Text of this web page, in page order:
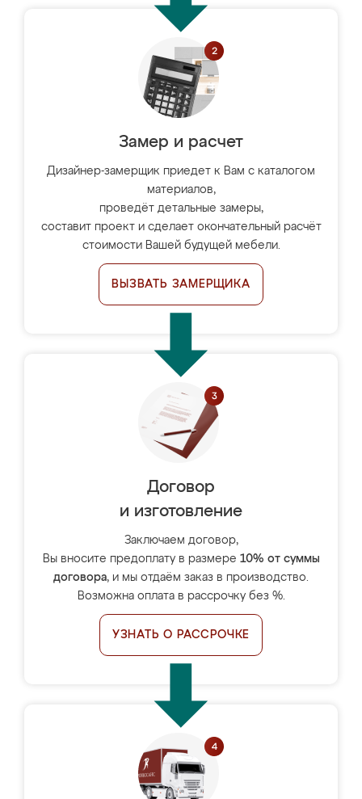
Замер и расчет
Дизайнер-замерщик приедет к Вам с каталогом
материалов,
проведёт детальные замеры,
составит проект и сделает окончательный расчёт
стоимости Вашей будущей мебели.
ВЫЗВАТЬ ЗАМЕРЩИКА
Договор
и изготовление
Заключаем договор,
Вы вносите предоплату в размере 10% от суммы
договора, и мы отдаём заказ в производство.
Возможна оплата в рассрочку без %.
УЗНАТЬ О РАССРОЧКЕ